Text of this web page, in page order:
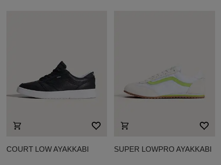
COURT LOW AYAKKABI SUPER LOWPRO AYAKKABI